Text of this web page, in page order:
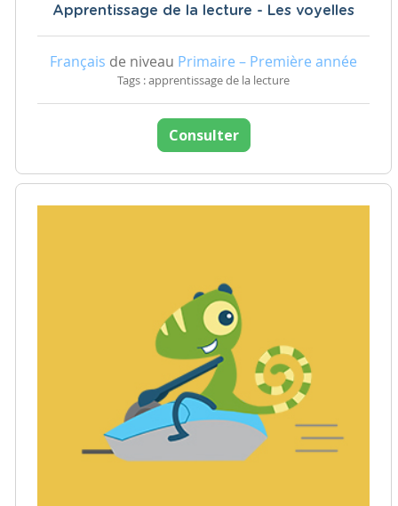
Apprentissage de la lecture - Les voyelles
Français de niveau Primaire – Première année
Tags : apprentissage de la lecture
Consulter